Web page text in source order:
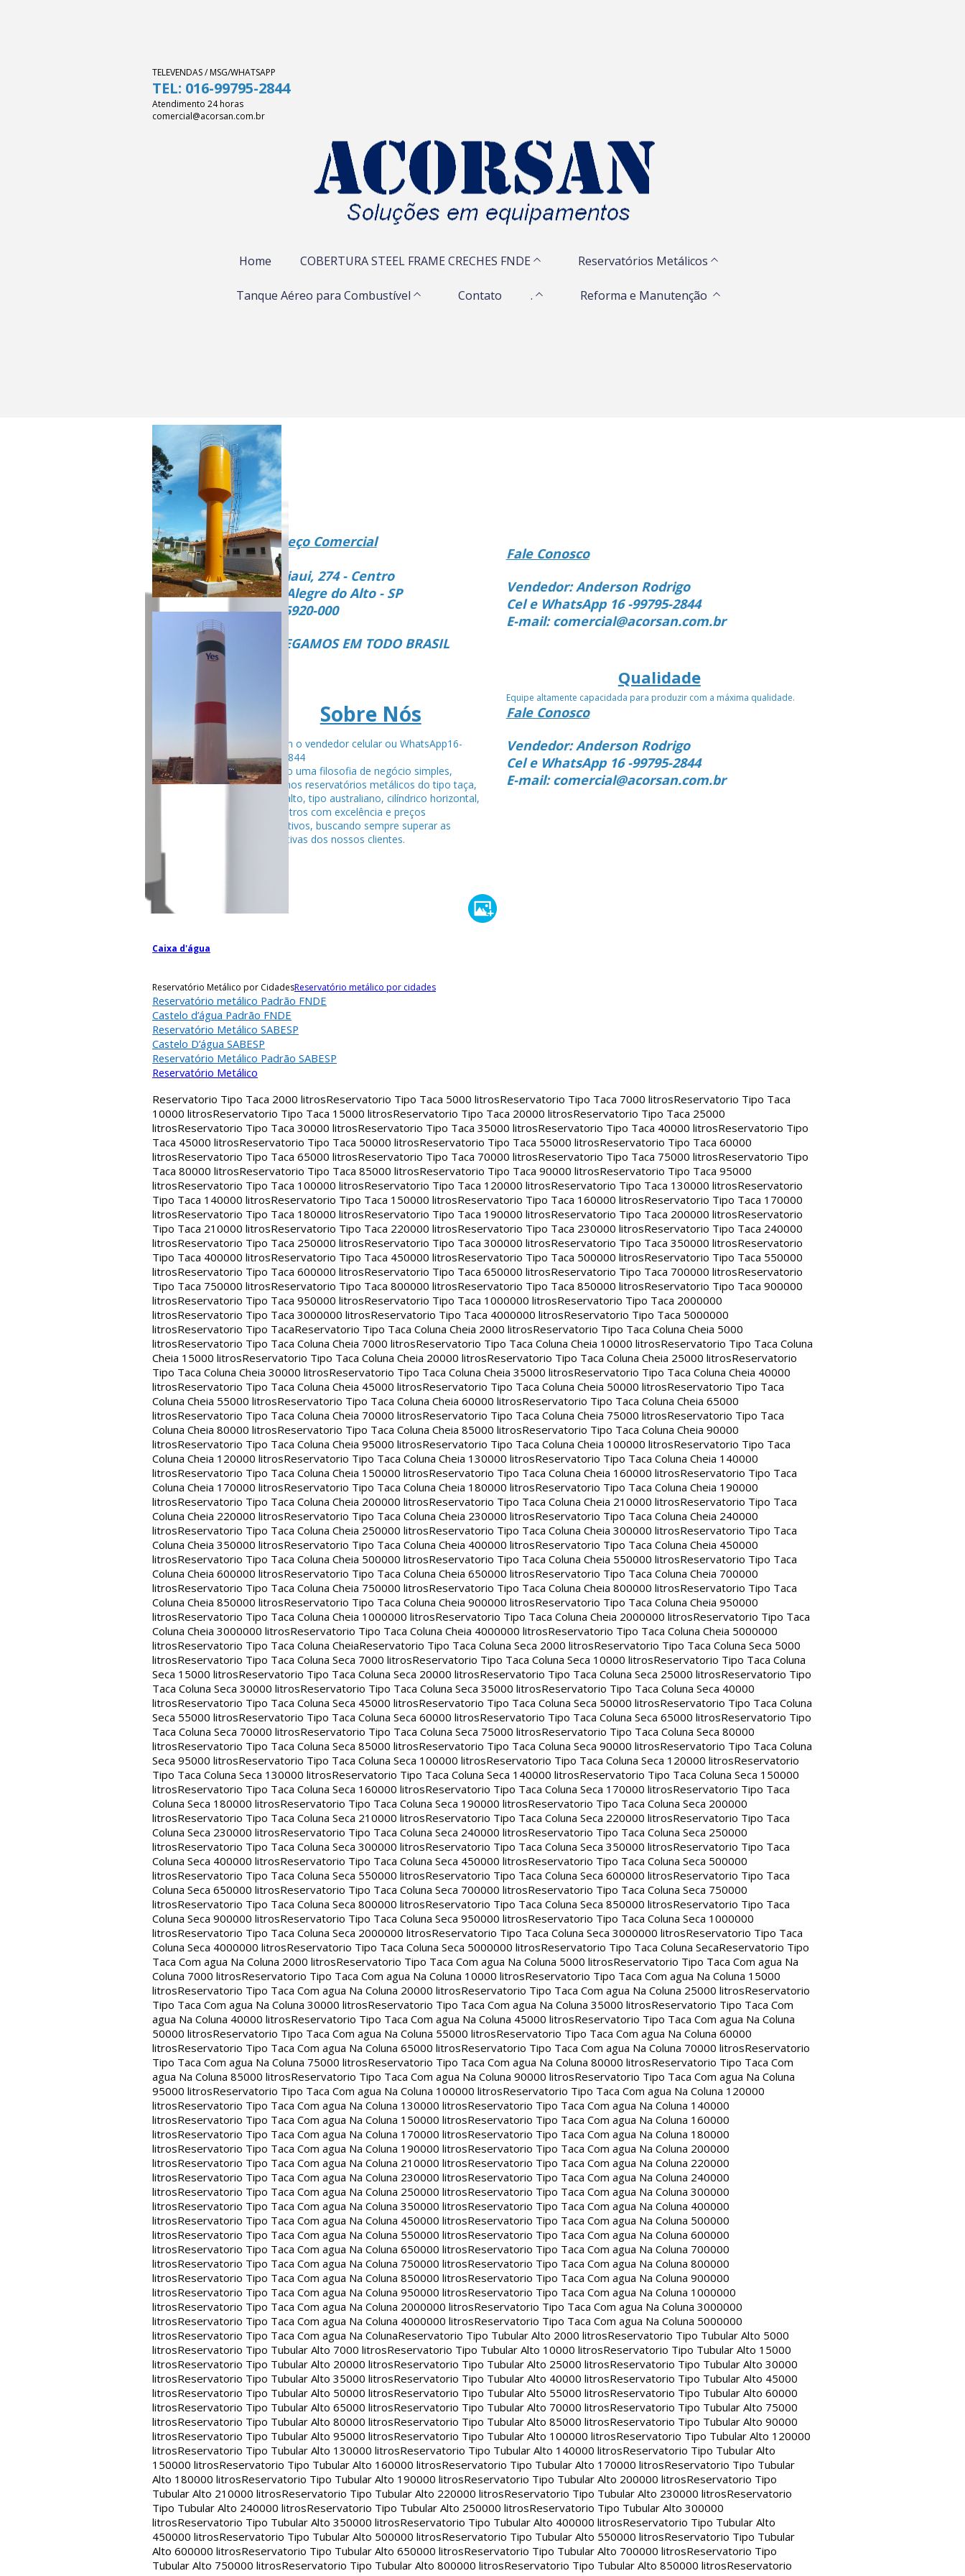
TELEVENDAS / MSG/WHATSAPP
TEL: 016-99795-2844
Atendimento 24 horas
comercial@acorsan.com.br
Home COBERTURA STEEL FRAME CRECHES FNDE Reservatórios Metálicos
Tanque Aéreo para Combustível Contato . Reforma e Manutenção
Endereço Comercial
Rua Piaui, 274 - Centro
Vista Alegre do Alto - SP
CEP 15920-000
ENTREGAMOS EM TODO BRASIL
Sobre Nós
Fale com o vendedor celular ou WhatsApp16-
99795-2844
Seguindo uma filosofia de negócio simples,
fabricamos reservatórios metálicos do tipo taça,
tubular alto, tipo australiano, cilíndrico horizontal,
entre outros com excelência e preços
competitivos, buscando sempre superar as
espectativas dos nossos clientes.
Fale Conosco
Vendedor: Anderson Rodrigo
Cel e WhatsApp 16 -99795-2844
E-mail: comercial@acorsan.com.br
Qualidade
Equipe altamente capacidada para produzir com a máxima qualidade.
Fale Conosco
Vendedor: Anderson Rodrigo
Cel e WhatsApp 16 -99795-2844
E-mail: comercial@acorsan.com.br
Caixa d'água
Reservatório Metálico por CidadesReservatório metálico por cidades
Reservatório metálico Padrão FNDE
Castelo d’água Padrão FNDE
Reservatório Metálico SABESP
Castelo D’água SABESP
Reservatório Metálico Padrão SABESP
Reservatório Metálico
Reservatorio Tipo Taca 2000 litrosReservatorio Tipo Taca 5000 litrosReservatorio Tipo Taca 7000 litrosReservatorio Tipo Taca
10000 litrosReservatorio Tipo Taca 15000 litrosReservatorio Tipo Taca 20000 litrosReservatorio Tipo Taca 25000
litrosReservatorio Tipo Taca 30000 litrosReservatorio Tipo Taca 35000 litrosReservatorio Tipo Taca 40000 litrosReservatorio Tipo
Taca 45000 litrosReservatorio Tipo Taca 50000 litrosReservatorio Tipo Taca 55000 litrosReservatorio Tipo Taca 60000
litrosReservatorio Tipo Taca 65000 litrosReservatorio Tipo Taca 70000 litrosReservatorio Tipo Taca 75000 litrosReservatorio Tipo
Taca 80000 litrosReservatorio Tipo Taca 85000 litrosReservatorio Tipo Taca 90000 litrosReservatorio Tipo Taca 95000
litrosReservatorio Tipo Taca 100000 litrosReservatorio Tipo Taca 120000 litrosReservatorio Tipo Taca 130000 litrosReservatorio
Tipo Taca 140000 litrosReservatorio Tipo Taca 150000 litrosReservatorio Tipo Taca 160000 litrosReservatorio Tipo Taca 170000
litrosReservatorio Tipo Taca 180000 litrosReservatorio Tipo Taca 190000 litrosReservatorio Tipo Taca 200000 litrosReservatorio
Tipo Taca 210000 litrosReservatorio Tipo Taca 220000 litrosReservatorio Tipo Taca 230000 litrosReservatorio Tipo Taca 240000
litrosReservatorio Tipo Taca 250000 litrosReservatorio Tipo Taca 300000 litrosReservatorio Tipo Taca 350000 litrosReservatorio
Tipo Taca 400000 litrosReservatorio Tipo Taca 450000 litrosReservatorio Tipo Taca 500000 litrosReservatorio Tipo Taca 550000
litrosReservatorio Tipo Taca 600000 litrosReservatorio Tipo Taca 650000 litrosReservatorio Tipo Taca 700000 litrosReservatorio
Tipo Taca 750000 litrosReservatorio Tipo Taca 800000 litrosReservatorio Tipo Taca 850000 litrosReservatorio Tipo Taca 900000
litrosReservatorio Tipo Taca 950000 litrosReservatorio Tipo Taca 1000000 litrosReservatorio Tipo Taca 2000000
litrosReservatorio Tipo Taca 3000000 litrosReservatorio Tipo Taca 4000000 litrosReservatorio Tipo Taca 5000000
litrosReservatorio Tipo TacaReservatorio Tipo Taca Coluna Cheia 2000 litrosReservatorio Tipo Taca Coluna Cheia 5000
litrosReservatorio Tipo Taca Coluna Cheia 7000 litrosReservatorio Tipo Taca Coluna Cheia 10000 litrosReservatorio Tipo Taca Coluna
Cheia 15000 litrosReservatorio Tipo Taca Coluna Cheia 20000 litrosReservatorio Tipo Taca Coluna Cheia 25000 litrosReservatorio
Tipo Taca Coluna Cheia 30000 litrosReservatorio Tipo Taca Coluna Cheia 35000 litrosReservatorio Tipo Taca Coluna Cheia 40000
litrosReservatorio Tipo Taca Coluna Cheia 45000 litrosReservatorio Tipo Taca Coluna Cheia 50000 litrosReservatorio Tipo Taca
Coluna Cheia 55000 litrosReservatorio Tipo Taca Coluna Cheia 60000 litrosReservatorio Tipo Taca Coluna Cheia 65000
litrosReservatorio Tipo Taca Coluna Cheia 70000 litrosReservatorio Tipo Taca Coluna Cheia 75000 litrosReservatorio Tipo Taca
Coluna Cheia 80000 litrosReservatorio Tipo Taca Coluna Cheia 85000 litrosReservatorio Tipo Taca Coluna Cheia 90000
litrosReservatorio Tipo Taca Coluna Cheia 95000 litrosReservatorio Tipo Taca Coluna Cheia 100000 litrosReservatorio Tipo Taca
Coluna Cheia 120000 litrosReservatorio Tipo Taca Coluna Cheia 130000 litrosReservatorio Tipo Taca Coluna Cheia 140000
litrosReservatorio Tipo Taca Coluna Cheia 150000 litrosReservatorio Tipo Taca Coluna Cheia 160000 litrosReservatorio Tipo Taca
Coluna Cheia 170000 litrosReservatorio Tipo Taca Coluna Cheia 180000 litrosReservatorio Tipo Taca Coluna Cheia 190000
litrosReservatorio Tipo Taca Coluna Cheia 200000 litrosReservatorio Tipo Taca Coluna Cheia 210000 litrosReservatorio Tipo Taca
Coluna Cheia 220000 litrosReservatorio Tipo Taca Coluna Cheia 230000 litrosReservatorio Tipo Taca Coluna Cheia 240000
litrosReservatorio Tipo Taca Coluna Cheia 250000 litrosReservatorio Tipo Taca Coluna Cheia 300000 litrosReservatorio Tipo Taca
Coluna Cheia 350000 litrosReservatorio Tipo Taca Coluna Cheia 400000 litrosReservatorio Tipo Taca Coluna Cheia 450000
litrosReservatorio Tipo Taca Coluna Cheia 500000 litrosReservatorio Tipo Taca Coluna Cheia 550000 litrosReservatorio Tipo Taca
Coluna Cheia 600000 litrosReservatorio Tipo Taca Coluna Cheia 650000 litrosReservatorio Tipo Taca Coluna Cheia 700000
litrosReservatorio Tipo Taca Coluna Cheia 750000 litrosReservatorio Tipo Taca Coluna Cheia 800000 litrosReservatorio Tipo Taca
Coluna Cheia 850000 litrosReservatorio Tipo Taca Coluna Cheia 900000 litrosReservatorio Tipo Taca Coluna Cheia 950000
litrosReservatorio Tipo Taca Coluna Cheia 1000000 litrosReservatorio Tipo Taca Coluna Cheia 2000000 litrosReservatorio Tipo Taca
Coluna Cheia 3000000 litrosReservatorio Tipo Taca Coluna Cheia 4000000 litrosReservatorio Tipo Taca Coluna Cheia 5000000
litrosReservatorio Tipo Taca Coluna CheiaReservatorio Tipo Taca Coluna Seca 2000 litrosReservatorio Tipo Taca Coluna Seca 5000
litrosReservatorio Tipo Taca Coluna Seca 7000 litrosReservatorio Tipo Taca Coluna Seca 10000 litrosReservatorio Tipo Taca Coluna
Seca 15000 litrosReservatorio Tipo Taca Coluna Seca 20000 litrosReservatorio Tipo Taca Coluna Seca 25000 litrosReservatorio Tipo
Taca Coluna Seca 30000 litrosReservatorio Tipo Taca Coluna Seca 35000 litrosReservatorio Tipo Taca Coluna Seca 40000
litrosReservatorio Tipo Taca Coluna Seca 45000 litrosReservatorio Tipo Taca Coluna Seca 50000 litrosReservatorio Tipo Taca Coluna
Seca 55000 litrosReservatorio Tipo Taca Coluna Seca 60000 litrosReservatorio Tipo Taca Coluna Seca 65000 litrosReservatorio Tipo
Taca Coluna Seca 70000 litrosReservatorio Tipo Taca Coluna Seca 75000 litrosReservatorio Tipo Taca Coluna Seca 80000
litrosReservatorio Tipo Taca Coluna Seca 85000 litrosReservatorio Tipo Taca Coluna Seca 90000 litrosReservatorio Tipo Taca Coluna
Seca 95000 litrosReservatorio Tipo Taca Coluna Seca 100000 litrosReservatorio Tipo Taca Coluna Seca 120000 litrosReservatorio
Tipo Taca Coluna Seca 130000 litrosReservatorio Tipo Taca Coluna Seca 140000 litrosReservatorio Tipo Taca Coluna Seca 150000
litrosReservatorio Tipo Taca Coluna Seca 160000 litrosReservatorio Tipo Taca Coluna Seca 170000 litrosReservatorio Tipo Taca
Coluna Seca 180000 litrosReservatorio Tipo Taca Coluna Seca 190000 litrosReservatorio Tipo Taca Coluna Seca 200000
litrosReservatorio Tipo Taca Coluna Seca 210000 litrosReservatorio Tipo Taca Coluna Seca 220000 litrosReservatorio Tipo Taca
Coluna Seca 230000 litrosReservatorio Tipo Taca Coluna Seca 240000 litrosReservatorio Tipo Taca Coluna Seca 250000
litrosReservatorio Tipo Taca Coluna Seca 300000 litrosReservatorio Tipo Taca Coluna Seca 350000 litrosReservatorio Tipo Taca
Coluna Seca 400000 litrosReservatorio Tipo Taca Coluna Seca 450000 litrosReservatorio Tipo Taca Coluna Seca 500000
litrosReservatorio Tipo Taca Coluna Seca 550000 litrosReservatorio Tipo Taca Coluna Seca 600000 litrosReservatorio Tipo Taca
Coluna Seca 650000 litrosReservatorio Tipo Taca Coluna Seca 700000 litrosReservatorio Tipo Taca Coluna Seca 750000
litrosReservatorio Tipo Taca Coluna Seca 800000 litrosReservatorio Tipo Taca Coluna Seca 850000 litrosReservatorio Tipo Taca
Coluna Seca 900000 litrosReservatorio Tipo Taca Coluna Seca 950000 litrosReservatorio Tipo Taca Coluna Seca 1000000
litrosReservatorio Tipo Taca Coluna Seca 2000000 litrosReservatorio Tipo Taca Coluna Seca 3000000 litrosReservatorio Tipo Taca
Coluna Seca 4000000 litrosReservatorio Tipo Taca Coluna Seca 5000000 litrosReservatorio Tipo Taca Coluna SecaReservatorio Tipo
Taca Com agua Na Coluna 2000 litrosReservatorio Tipo Taca Com agua Na Coluna 5000 litrosReservatorio Tipo Taca Com agua Na
Coluna 7000 litrosReservatorio Tipo Taca Com agua Na Coluna 10000 litrosReservatorio Tipo Taca Com agua Na Coluna 15000
litrosReservatorio Tipo Taca Com agua Na Coluna 20000 litrosReservatorio Tipo Taca Com agua Na Coluna 25000 litrosReservatorio
Tipo Taca Com agua Na Coluna 30000 litrosReservatorio Tipo Taca Com agua Na Coluna 35000 litrosReservatorio Tipo Taca Com
agua Na Coluna 40000 litrosReservatorio Tipo Taca Com agua Na Coluna 45000 litrosReservatorio Tipo Taca Com agua Na Coluna
50000 litrosReservatorio Tipo Taca Com agua Na Coluna 55000 litrosReservatorio Tipo Taca Com agua Na Coluna 60000
litrosReservatorio Tipo Taca Com agua Na Coluna 65000 litrosReservatorio Tipo Taca Com agua Na Coluna 70000 litrosReservatorio
Tipo Taca Com agua Na Coluna 75000 litrosReservatorio Tipo Taca Com agua Na Coluna 80000 litrosReservatorio Tipo Taca Com
agua Na Coluna 85000 litrosReservatorio Tipo Taca Com agua Na Coluna 90000 litrosReservatorio Tipo Taca Com agua Na Coluna
95000 litrosReservatorio Tipo Taca Com agua Na Coluna 100000 litrosReservatorio Tipo Taca Com agua Na Coluna 120000
litrosReservatorio Tipo Taca Com agua Na Coluna 130000 litrosReservatorio Tipo Taca Com agua Na Coluna 140000
litrosReservatorio Tipo Taca Com agua Na Coluna 150000 litrosReservatorio Tipo Taca Com agua Na Coluna 160000
litrosReservatorio Tipo Taca Com agua Na Coluna 170000 litrosReservatorio Tipo Taca Com agua Na Coluna 180000
litrosReservatorio Tipo Taca Com agua Na Coluna 190000 litrosReservatorio Tipo Taca Com agua Na Coluna 200000
litrosReservatorio Tipo Taca Com agua Na Coluna 210000 litrosReservatorio Tipo Taca Com agua Na Coluna 220000
litrosReservatorio Tipo Taca Com agua Na Coluna 230000 litrosReservatorio Tipo Taca Com agua Na Coluna 240000
litrosReservatorio Tipo Taca Com agua Na Coluna 250000 litrosReservatorio Tipo Taca Com agua Na Coluna 300000
litrosReservatorio Tipo Taca Com agua Na Coluna 350000 litrosReservatorio Tipo Taca Com agua Na Coluna 400000
litrosReservatorio Tipo Taca Com agua Na Coluna 450000 litrosReservatorio Tipo Taca Com agua Na Coluna 500000
litrosReservatorio Tipo Taca Com agua Na Coluna 550000 litrosReservatorio Tipo Taca Com agua Na Coluna 600000
litrosReservatorio Tipo Taca Com agua Na Coluna 650000 litrosReservatorio Tipo Taca Com agua Na Coluna 700000
litrosReservatorio Tipo Taca Com agua Na Coluna 750000 litrosReservatorio Tipo Taca Com agua Na Coluna 800000
litrosReservatorio Tipo Taca Com agua Na Coluna 850000 litrosReservatorio Tipo Taca Com agua Na Coluna 900000
litrosReservatorio Tipo Taca Com agua Na Coluna 950000 litrosReservatorio Tipo Taca Com agua Na Coluna 1000000
litrosReservatorio Tipo Taca Com agua Na Coluna 2000000 litrosReservatorio Tipo Taca Com agua Na Coluna 3000000
litrosReservatorio Tipo Taca Com agua Na Coluna 4000000 litrosReservatorio Tipo Taca Com agua Na Coluna 5000000
litrosReservatorio Tipo Taca Com agua Na ColunaReservatorio Tipo Tubular Alto 2000 litrosReservatorio Tipo Tubular Alto 5000
litrosReservatorio Tipo Tubular Alto 7000 litrosReservatorio Tipo Tubular Alto 10000 litrosReservatorio Tipo Tubular Alto 15000
litrosReservatorio Tipo Tubular Alto 20000 litrosReservatorio Tipo Tubular Alto 25000 litrosReservatorio Tipo Tubular Alto 30000
litrosReservatorio Tipo Tubular Alto 35000 litrosReservatorio Tipo Tubular Alto 40000 litrosReservatorio Tipo Tubular Alto 45000
litrosReservatorio Tipo Tubular Alto 50000 litrosReservatorio Tipo Tubular Alto 55000 litrosReservatorio Tipo Tubular Alto 60000
litrosReservatorio Tipo Tubular Alto 65000 litrosReservatorio Tipo Tubular Alto 70000 litrosReservatorio Tipo Tubular Alto 75000
litrosReservatorio Tipo Tubular Alto 80000 litrosReservatorio Tipo Tubular Alto 85000 litrosReservatorio Tipo Tubular Alto 90000
litrosReservatorio Tipo Tubular Alto 95000 litrosReservatorio Tipo Tubular Alto 100000 litrosReservatorio Tipo Tubular Alto 120000
litrosReservatorio Tipo Tubular Alto 130000 litrosReservatorio Tipo Tubular Alto 140000 litrosReservatorio Tipo Tubular Alto
150000 litrosReservatorio Tipo Tubular Alto 160000 litrosReservatorio Tipo Tubular Alto 170000 litrosReservatorio Tipo Tubular
Alto 180000 litrosReservatorio Tipo Tubular Alto 190000 litrosReservatorio Tipo Tubular Alto 200000 litrosReservatorio Tipo
Tubular Alto 210000 litrosReservatorio Tipo Tubular Alto 220000 litrosReservatorio Tipo Tubular Alto 230000 litrosReservatorio
Tipo Tubular Alto 240000 litrosReservatorio Tipo Tubular Alto 250000 litrosReservatorio Tipo Tubular Alto 300000
litrosReservatorio Tipo Tubular Alto 350000 litrosReservatorio Tipo Tubular Alto 400000 litrosReservatorio Tipo Tubular Alto
450000 litrosReservatorio Tipo Tubular Alto 500000 litrosReservatorio Tipo Tubular Alto 550000 litrosReservatorio Tipo Tubular
Alto 600000 litrosReservatorio Tipo Tubular Alto 650000 litrosReservatorio Tipo Tubular Alto 700000 litrosReservatorio Tipo
Tubular Alto 750000 litrosReservatorio Tipo Tubular Alto 800000 litrosReservatorio Tipo Tubular Alto 850000 litrosReservatorio